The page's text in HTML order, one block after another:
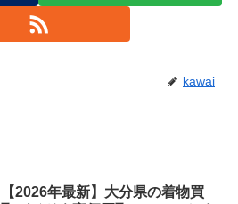
kawai
【2026年最新】大分県の着物買